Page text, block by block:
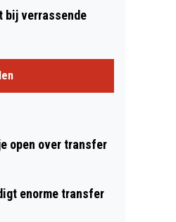
bij verrassende
open over transfer
enorme transfer